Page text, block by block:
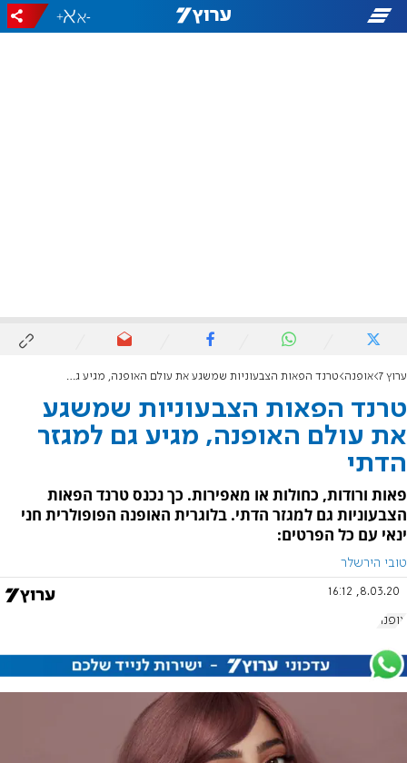
-
+
ערוץ 7 אופנה טרנד הפאות הצבעוניות שמשגע את עולם האופנה, מגיע גם למגזר הדתי
טרנד הפאות הצבעוניות שמשגע
את עולם האופנה, מגיע גם למגזר
הדתי
פאות ורודות, כחולות או מאפירות. כך נכנס טרנד הפאות
הצבעוניות גם למגזר הדתי. בלוגרית האופנה הפופולרית חני
ינאי עם כל הפרטים:
טובי הירשלר
8.03.20, 16:12
אופנה